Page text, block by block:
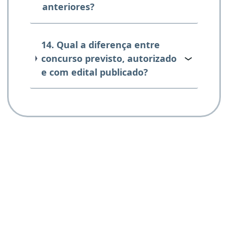
anteriores?
14. Qual a diferença entre
concurso previsto, autorizado
e com edital publicado?